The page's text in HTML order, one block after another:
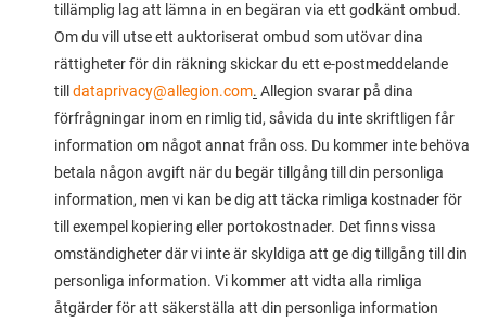
tillämplig lag att lämna in en begäran via ett godkänt ombud.
Om du vill utse ett auktoriserat ombud som utövar dina
rättigheter för din räkning skickar du ett e-postmeddelande
till dataprivacy@allegion.com. Allegion svarar på dina
förfrågningar inom en rimlig tid, såvida du inte skriftligen får
information om något annat från oss. Du kommer inte behöva
betala någon avgift när du begär tillgång till din personliga
information, men vi kan be dig att täcka rimliga kostnader för
till exempel kopiering eller portokostnader. Det finns vissa
omständigheter där vi inte är skyldiga att ge dig tillgång till din
personliga information. Vi kommer att vidta alla rimliga
åtgärder för att säkerställa att din personliga information